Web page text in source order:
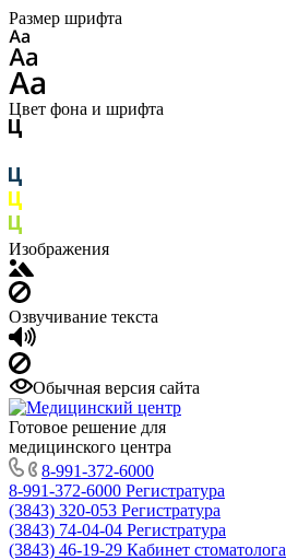
Размер шрифта
Цвет фона и шрифта
Изображения
Озвучивание текста
Обычная версия сайта
Готовое решение для
медицинского центра
8-991-372-6000
8-991-372-6000 Регистратура
(3843) 320-053 Регистратура
(3843) 74-04-04 Регистратура
(3843) 46-19-29 Кабинет стоматолога